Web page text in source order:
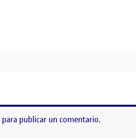
para publicar un comentario.